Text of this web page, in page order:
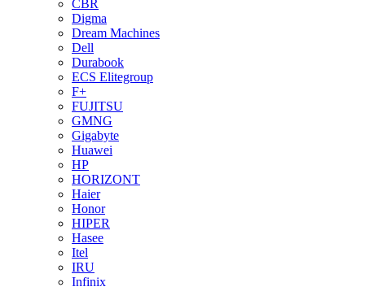
CBR
Digma
Dream Machines
Dell
Durabook
ECS Elitegroup
F+
FUJITSU
GMNG
Gigabyte
Huawei
HP
HORIZONT
Haier
Honor
HIPER
Hasee
Itel
IRU
Infinix